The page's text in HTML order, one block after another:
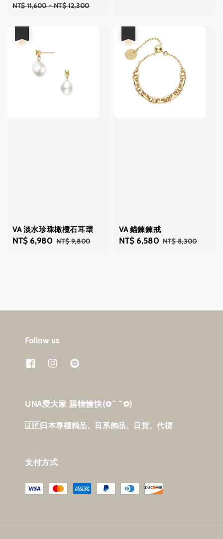
Regular
NT$ 11,600-NT$ 12,300
VA 淡水珍珠橄欖石耳環
Sale
NT$ 6,980 Regular
NT$ 9,800
VA 錨鍊鍊戒
Sale
NT$ 6,580 Regular
NT$ 8,300
Follow us
UNA愛大家 購物愉快‎(✿˘ ˘✿)
🇯🇵日本專櫃精品、日系飾品、日貨、代標
支付方式